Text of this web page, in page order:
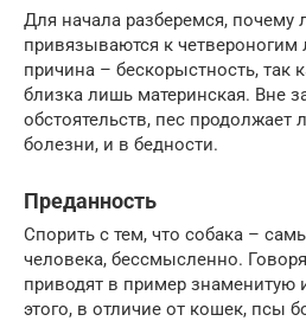
Для начала разберемся, почему
привязываются к
причина – бескорыстность, так
близка лишь материнская. Вне
обстоятельств, пес продолжает
болезни, и в бедности.
Преданность
Спорить с тем, что собака –
человека, бессмысленно.
приводят в пример знаменитую
этого, в отличие от кошек, псы